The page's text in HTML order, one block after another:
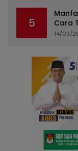
5
Cara
14/03/